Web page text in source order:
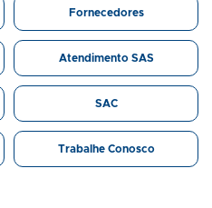
Fornecedores
Atendimento SAS
SAC
Trabalhe Conosco